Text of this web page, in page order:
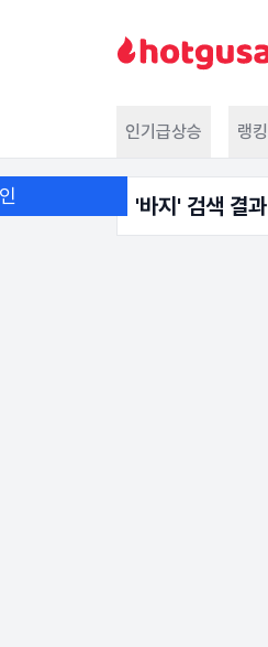
인기급상승 랭킹
'바지 ' 검색 결과